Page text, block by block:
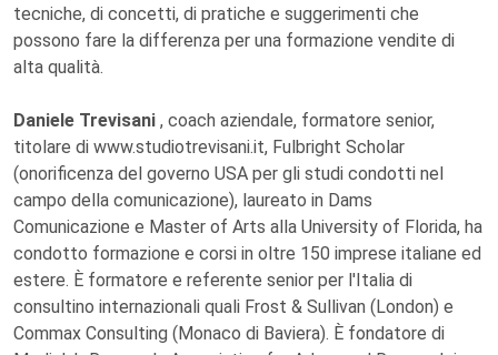
tecniche, di concetti, di pratiche e suggerimenti che
possono fare la differenza per una formazione vendite di
alta qualità.
Daniele Trevisani , coach aziendale, formatore senior,
titolare di www.studiotrevisani.it, Fulbright Scholar
(onorificenza del governo USA per gli studi condotti nel
campo della comunicazione), laureato in Dams
Comunicazione e Master of Arts alla University of Florida, ha
condotto formazione e corsi in oltre 150 imprese italiane ed
estere. È formatore e referente senior per l'Italia di
consultino internazionali quali Frost & Sullivan (London) e
Commax Consulting (Monaco di Baviera). È fondatore di